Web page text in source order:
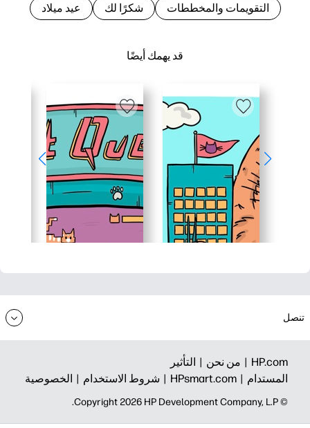
قد يهمك أيضًا
التقويمات والمخططات شكرًا لك عيد ميلاد
تنصل
HP.com | من نحن | التأثير
المستدام | HPsmart.com | شروط الاستخدام | الخصوصية
© Copyright 2026 HP Development Company, L.P.